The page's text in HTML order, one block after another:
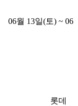
06월 13일(토) ~ 06
롯데